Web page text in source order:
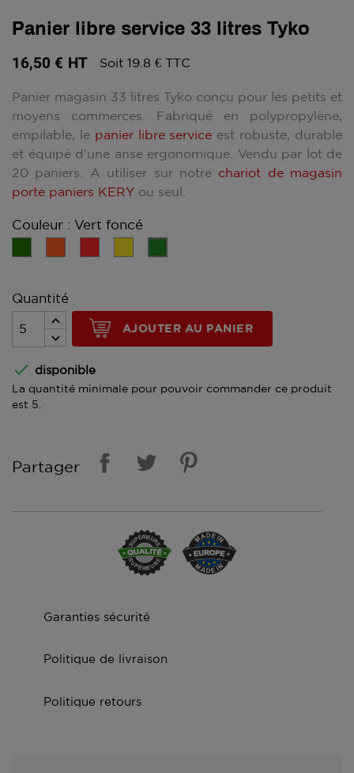
Panier libre service 33 litres Tyko
16,50 € HT Soit 19.8 € TTC
Panier magasin 33 litres Tyko conçu pour les petits et
moyens commerces. Fabriqué en polypropylène,
empilable, le panier libre service est robuste, durable
et équipé d'une anse ergonomique. Vendu par lot de
20 paniers. A utiliser sur notre chariot de magasin
porte paniers KERY ou seul.
Couleur : Vert foncé
Quantité
AJOUTER AU PANIER
 disponible
La quantité minimale pour pouvoir commander ce produit
est 5.
Partager
Garanties sécurité
Politique de livraison
Politique retours